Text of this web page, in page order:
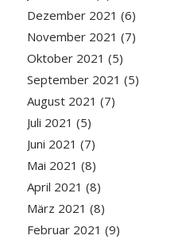
Dezember 2021 (6)
November 2021 (7)
Oktober 2021 (5)
September 2021 (5)
August 2021 (7)
Juli 2021 (5)
Juni 2021 (7)
Mai 2021 (8)
April 2021 (8)
März 2021 (8)
Februar 2021 (9)